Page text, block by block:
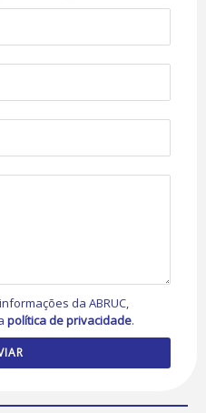
da ABRUC,
política de privacidade.